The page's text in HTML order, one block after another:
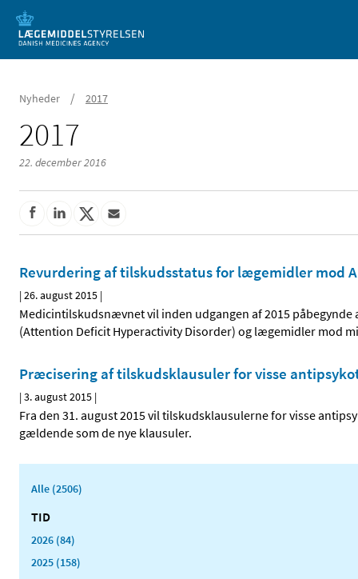
Mobil visning
Nyheder / 2017
2017
22. december 2016
Revurdering af tilskudsstatus for lægemidler mod
|26. august 2015 |
Medicintilskudsnævnet vil inden udgangen af 2015
(Attention Deficit Hyperactivity Disorder) og lægemidler mod
Præcisering af tilskudsklausuler for visse
|3. august 2015 |
Fra den 31. august 2015 vil tilskudsklausulerne for visse
gældende som de nye klausuler.
Alle (2506)
TID
2026 (84)
2025 (158)